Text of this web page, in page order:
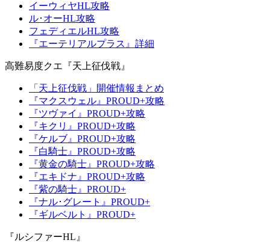
イーウィヤHL攻略
ル･オーHL攻略
フェディエルHL攻略
『エーテリアルプラス』詳細
高難易度クエ『天上征伐戦』
「天上征伐戦」開催情報まとめ
『マクスウェル』PROUD+攻略
『ツヴァイ』PROUD+攻略
『キクリ』PROUD+攻略
『ケルブ』PROUD+攻略
『白騎士』PROUD+攻略
『黄金の騎士』PROUD+攻略
『エキドナ』PROUD+攻略
『紫の騎士』PROUD+
『ナル･グレート』PROUD+
『ギルベルト』PROUD+
『ルシファーHL』